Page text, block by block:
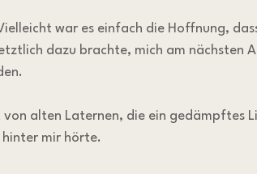
war es einfach die Hoffnung,
dazu brachte, mich am nächsten
von alten Laternen, die ein gedämpftes
mir hörte.